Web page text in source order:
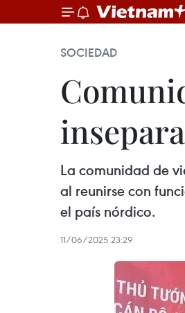
SOCIEDAD
La comunidad de
al reunirse con
el país nórdico.
11/06/2025 23:29